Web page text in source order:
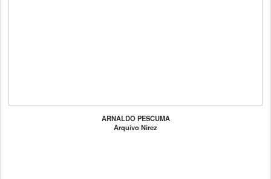
ARNALDO PESCUMA
Arquivo Nirez